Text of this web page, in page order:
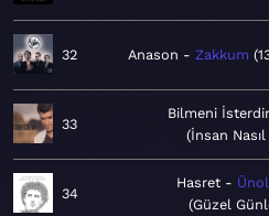
32 Anason Zakkum
33
Bilmeni
İnsan
34
Hasret
Güzel